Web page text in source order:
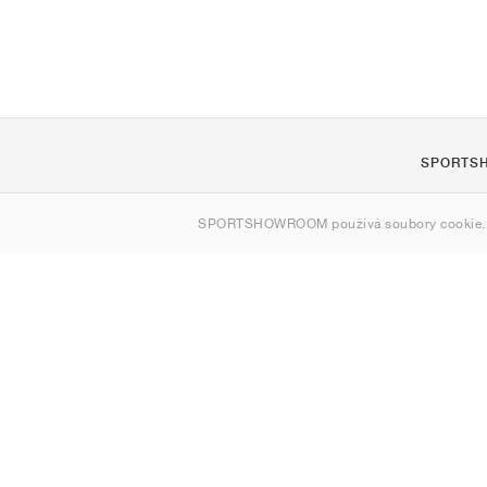
SPORTSHOWROOM používá souboryKontakt